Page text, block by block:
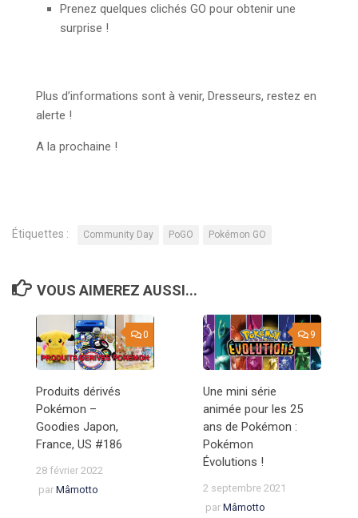
Prenez quelques clichés GO pour obtenir une
surprise !
Plus d’informations sont à venir, Dresseurs, restez en
alerte !
A la prochaine !
Étiquettes : Community Day PoGO Pokémon GO
VOUS AIMEREZ AUSSI...
0
Produits dérivés
Pokémon –
Goodies Japon,
France, US #186
28 février 2022
par Mâmotto
9
Une mini série
animée pour les 25
ans de Pokémon :
Pokémon
Évolutions !
2 septembre 2021
par Mâmotto